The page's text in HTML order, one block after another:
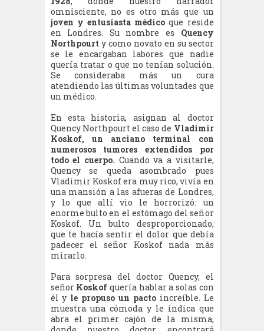
omnisciente, no es otro más que un
joven y entusiasta médico que reside
en Londres. Su nombre es Quency
Northpourt y como novato en su sector
se le encargaban labores que nadie
quería tratar o que no tenían solución.
Se consideraba más un cura
atendiendo las últimas voluntades que
un médico.
En esta historia, asignan al doctor
Quency Northpourt el caso de Vladimir
Koskof, un anciano terminal con
numerosos tumores extendidos por
todo el cuerpo. Cuando va a visitarle,
Quency se queda asombrado pues
Vladimir Koskof era muy rico, vivía en
una mansión a las afueras de Londres,
y lo que allí vio le horrorizó: un
enorme bulto en el estómago del señor
Koskof. Un bulto desproporcionado,
que te hacía sentir el dolor que debía
padecer el señor Koskof nada más
mirarlo.
Para sorpresa del doctor Quency, el
señor Koskof quería hablar a solas con
él y le propuso un pacto increíble. Le
muestra una cómoda y le indica que
abra el primer cajón de la misma,